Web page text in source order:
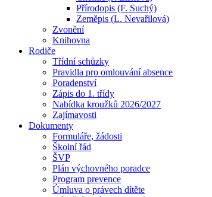
Přírodopis (F. Suchý)
Zeměpis (L. Nevařilová)
Zvonění
Knihovna
Rodiče
Třídní schůzky
Pravidla pro omlouvání absence
Poradenství
Zápis do 1. třídy
Nabídka kroužků 2026/2027
Zajímavosti
Dokumenty
Formuláře, žádosti
Školní řád
ŠVP
Plán výchovného poradce
Program prevence
Úmluva o právech dítěte